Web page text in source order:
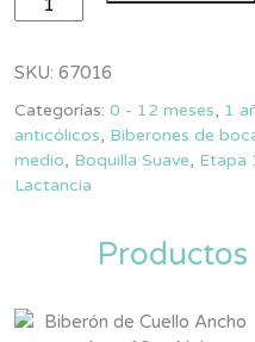
Biberón
Silicón
Natural
Touch
y
SKU: 67016
Categorías: 0 - 12 meses, 1
anticólicos, Biberones de
medio, Boquilla Suave, Etapa
Lactancia